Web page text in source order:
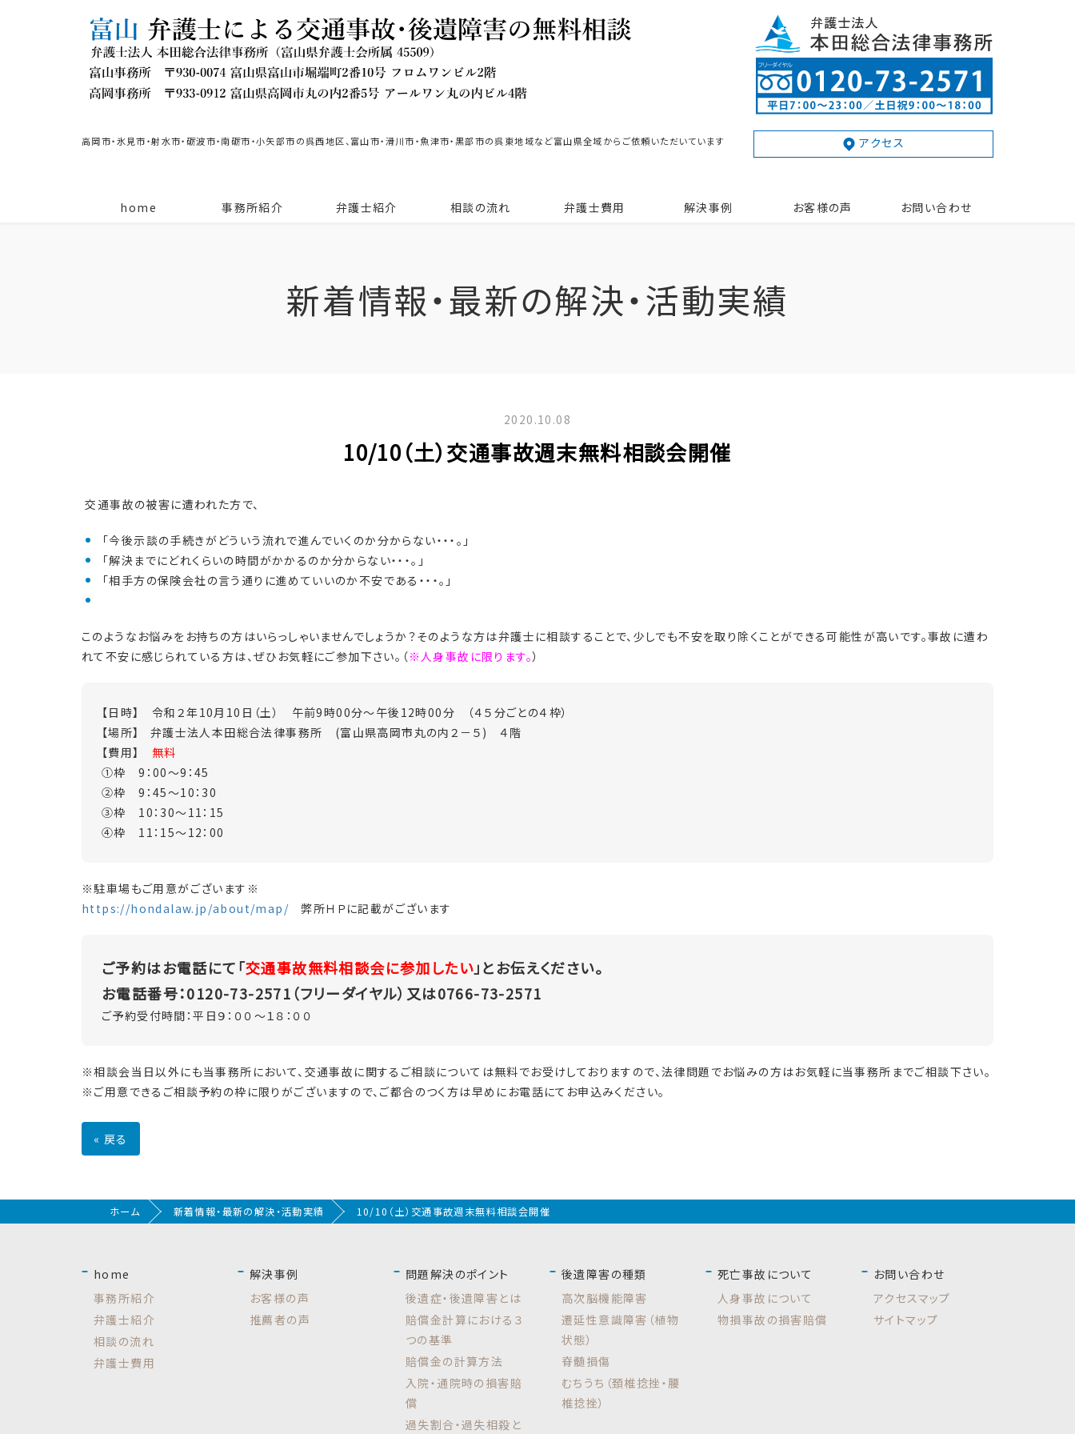
高岡市・氷見市・射水市・砺波市・南砺市・小矢部市の呉西地区、富山市・滑川市・魚津市・黒部市の呉東地域など富山県全域からご依頼いただいています アクセス
home 事務所紹介 弁護士紹介 相談の流れ 弁護士費用 解決事例 お客様の声 お問い合わせ
新着情報・最新の解決・活動実績
2020.10.08
10/10（土）交通事故週末無料相談会開催
交通事故の被害に遭われた方で、
「今後示談の手続きがどういう流れで進んでいくのか分からない・・・。」
「解決までにどれくらいの時間がかかるのか分からない・・・。」
「相手方の保険会社の言う通りに進めていいのか不安である・・・。」
このようなお悩みをお持ちの方はいらっしゃいませんでしょうか？そのような方は弁護士に相談することで、少しでも不安を取り除くことができる可能性が高いです。事故に遭わ
れて不安に感じられている方は、ぜひお気軽にご参加下さい。（※人身事故に限ります。）
【日時】 令和２年10月10日（土） 午前9時00分～午後12時00分 （４５分ごとの４枠）
【場所】 弁護士法人本田総合法律事務所 (富山県高岡市丸の内２－５) ４階
【費用】 無料
①枠 9：00～9：45
②枠 9：45～10：30
③枠 10：30～11：15
④枠 11：15～12：00
※駐車場もご用意がございます※
https://hondalaw.jp/about/map/ 弊所ＨＰに記載がございます
ご予約はお電話にて「交通事故無料相談会に参加したい」とお伝えください。
お電話番号：0120-73-2571（フリーダイヤル）又は0766-73-2571
ご予約受付時間：平日９：００～１８：００
※相談会当日以外にも当事務所において、交通事故に関するご相談については無料でお受けしておりますので、法律問題でお悩みの方はお気軽に当事務所までご相談下さい。
※ご用意できるご相談予約の枠に限りがございますので、ご都合のつく方は早めにお電話にてお申込みください。
« 戻る
ホーム 新着情報・最新の解決・活動実績 10/10（土）交通事故週末無料相談会開催
home
事務所紹介
弁護士紹介
相談の流れ
弁護士費用
解決事例
お客様の声
推薦者の声
問題解決のポイント
後遺症・後遺障害とは
賠償金計算における３
つの基準
賠償金の計算方法
入院・通院時の損害賠
償
過失割合・過失相殺と
後遺障害の種類
高次脳機能障害
遷延性意識障害（植物
状態）
脊髄損傷
むちうち（頚椎捻挫・腰
椎捻挫）
死亡事故について
人身事故について
物損事故の損害賠償
お問い合わせ
アクセスマップ
サイトマップ